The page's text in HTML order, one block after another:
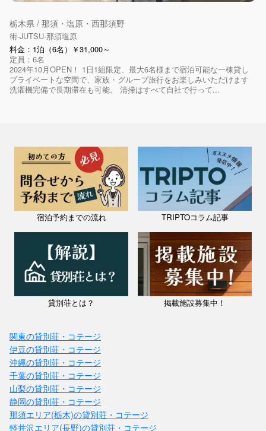
栃木県 / 那須・塩原・西那須野
術-JUTSU-那須塩原
料金：1泊（6名）￥31,000～
定員：6名
2024年10月OPEN！ 1日1組限定、最大6名様まで宿泊可能な一棟貸し
プライベートな空間で、家族・グループ旅行をお楽しみいただけます
洗濯機完備で長期滞在も可能。 清掃はすべて自社で行って...
宿泊予約までの流れ TRIPTOコラム記事
貸別荘とは？ 掲載施設募集中！
関東の貸別荘・コテージ
伊豆の貸別荘・コテージ
沖縄の貸別荘・コテージ
千葉の貸別荘・コテージ
山梨の貸別荘・コテージ
静岡の貸別荘・コテージ
那須エリア(栃木)の貸別荘・コテージ
軽井沢エリア(長野)の貸別荘・コテージ